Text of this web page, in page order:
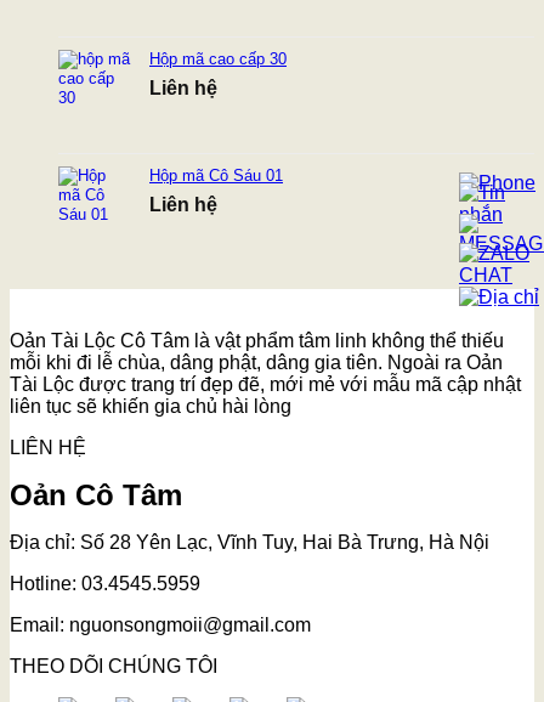
Hộp mã cao cấp 30
Liên hệ
Hộp mã Cô Sáu 01
Liên hệ
Oản Tài Lộc Cô Tâm là vật phẩm tâm linh không thể thiếu
mỗi khi đi lễ chùa, dâng phật, dâng gia tiên. Ngoài ra Oản
Tài Lộc được trang trí đẹp đẽ, mới mẻ với mẫu mã cập nhật
liên tục sẽ khiến gia chủ hài lòng
LIÊN HỆ
Oản Cô Tâm
Địa chỉ: Số 28 Yên Lạc, Vĩnh Tuy, Hai Bà Trưng, Hà Nội
Hotline: 03.4545.5959
Email: nguonsongmoii@gmail.com
THEO DÕI CHÚNG TÔI